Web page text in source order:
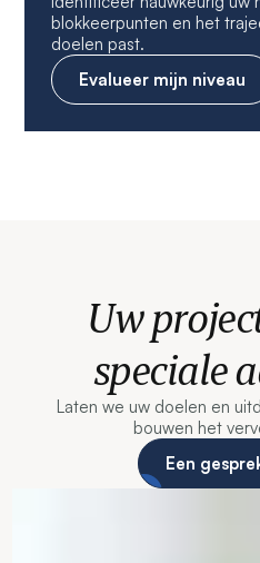
blokkeerpunten en het
doelen past.
Evalueer mijn niveau
Uw
speciale
Laten we uw doelen en
bouwen het
Een